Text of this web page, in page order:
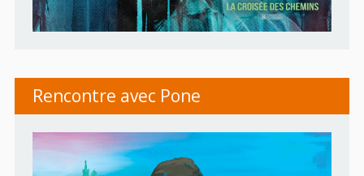
Rencontre avec Pone